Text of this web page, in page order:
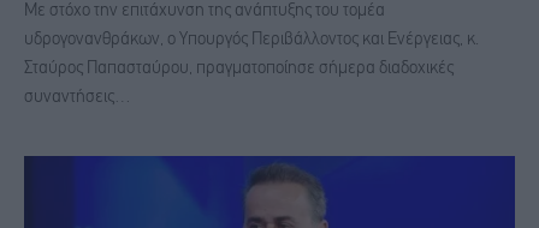
Με στόχο την επιτάχυνση της ανάπτυξης του τομέα
υδρογονανθράκων, ο Υπουργός Περιβάλλοντος και Ενέργειας, κ.
Σταύρος Παπασταύρου, πραγματοποίησε σήμερα διαδοχικές
συναντήσεις…